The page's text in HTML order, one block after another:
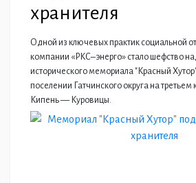
хранителя
Одной из ключевых практик социальной
компании «РКС–энерго» стало шефство
исторического мемориала "Красный
поселении Гатчинского округа на третьем
Кипень — Куровицы.